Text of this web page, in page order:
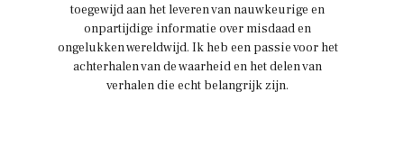
toegewijd aan het leveren van nauwkeurige en
onpartijdige informatie over misdaad en
ongelukken wereldwijd. Ik heb een passie voor het
achterhalen van de waarheid en het delen van
verhalen die echt belangrijk zijn.